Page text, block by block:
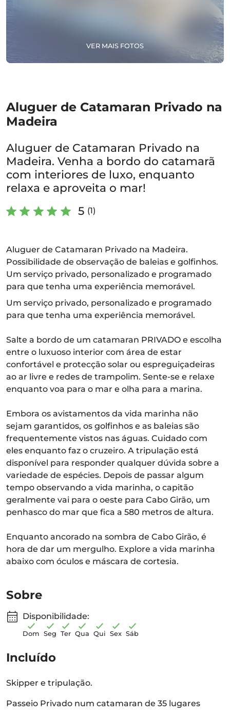
VER MAIS FOTOS
Aluguer de Catamaran Privado na
Madeira
Aluguer de Catamaran Privado na
Madeira. Venha a bordo do catamarã
com interiores de luxo, enquanto
relaxa e aproveita o mar!
5 (1)
Aluguer de Catamaran Privado na Madeira.
Possibilidade de observação de baleias e golfinhos.
Um serviço privado, personalizado e programado
para que tenha uma experiência memorável.
Um serviço privado, personalizado e programado
para que tenha uma experiência memorável.
Salte a bordo de um catamaran PRIVADO e escolha
entre o luxuoso interior com área de estar
confortável e protecção solar ou espreguiçadeiras
ao ar livre e redes de trampolim. Sente-se e relaxe
enquanto voa para o mar e olha para a marina.
Embora os avistamentos da vida marinha não
sejam garantidos, os golfinhos e as baleias são
frequentemente vistos nas águas. Cuidado com
eles enquanto faz o cruzeiro. A tripulação está
disponível para responder qualquer dúvida sobre a
variedade de espécies. Depois de passar algum
tempo observando a vida marinha, o capitão
geralmente vai para o oeste para Cabo Girão, um
penhasco do mar que fica a 580 metros de altura.
Enquanto ancorado na sombra de Cabo Girão, é
hora de dar um mergulho. Explore a vida marinha
abaixo com óculos e máscara de cortesia.
Sobre
Disponibilidade:
Dom Seg Ter Qua Qui Sex Sáb
Incluído
Skipper e tripulação.
Passeio Privado num catamaran de 35 lugares